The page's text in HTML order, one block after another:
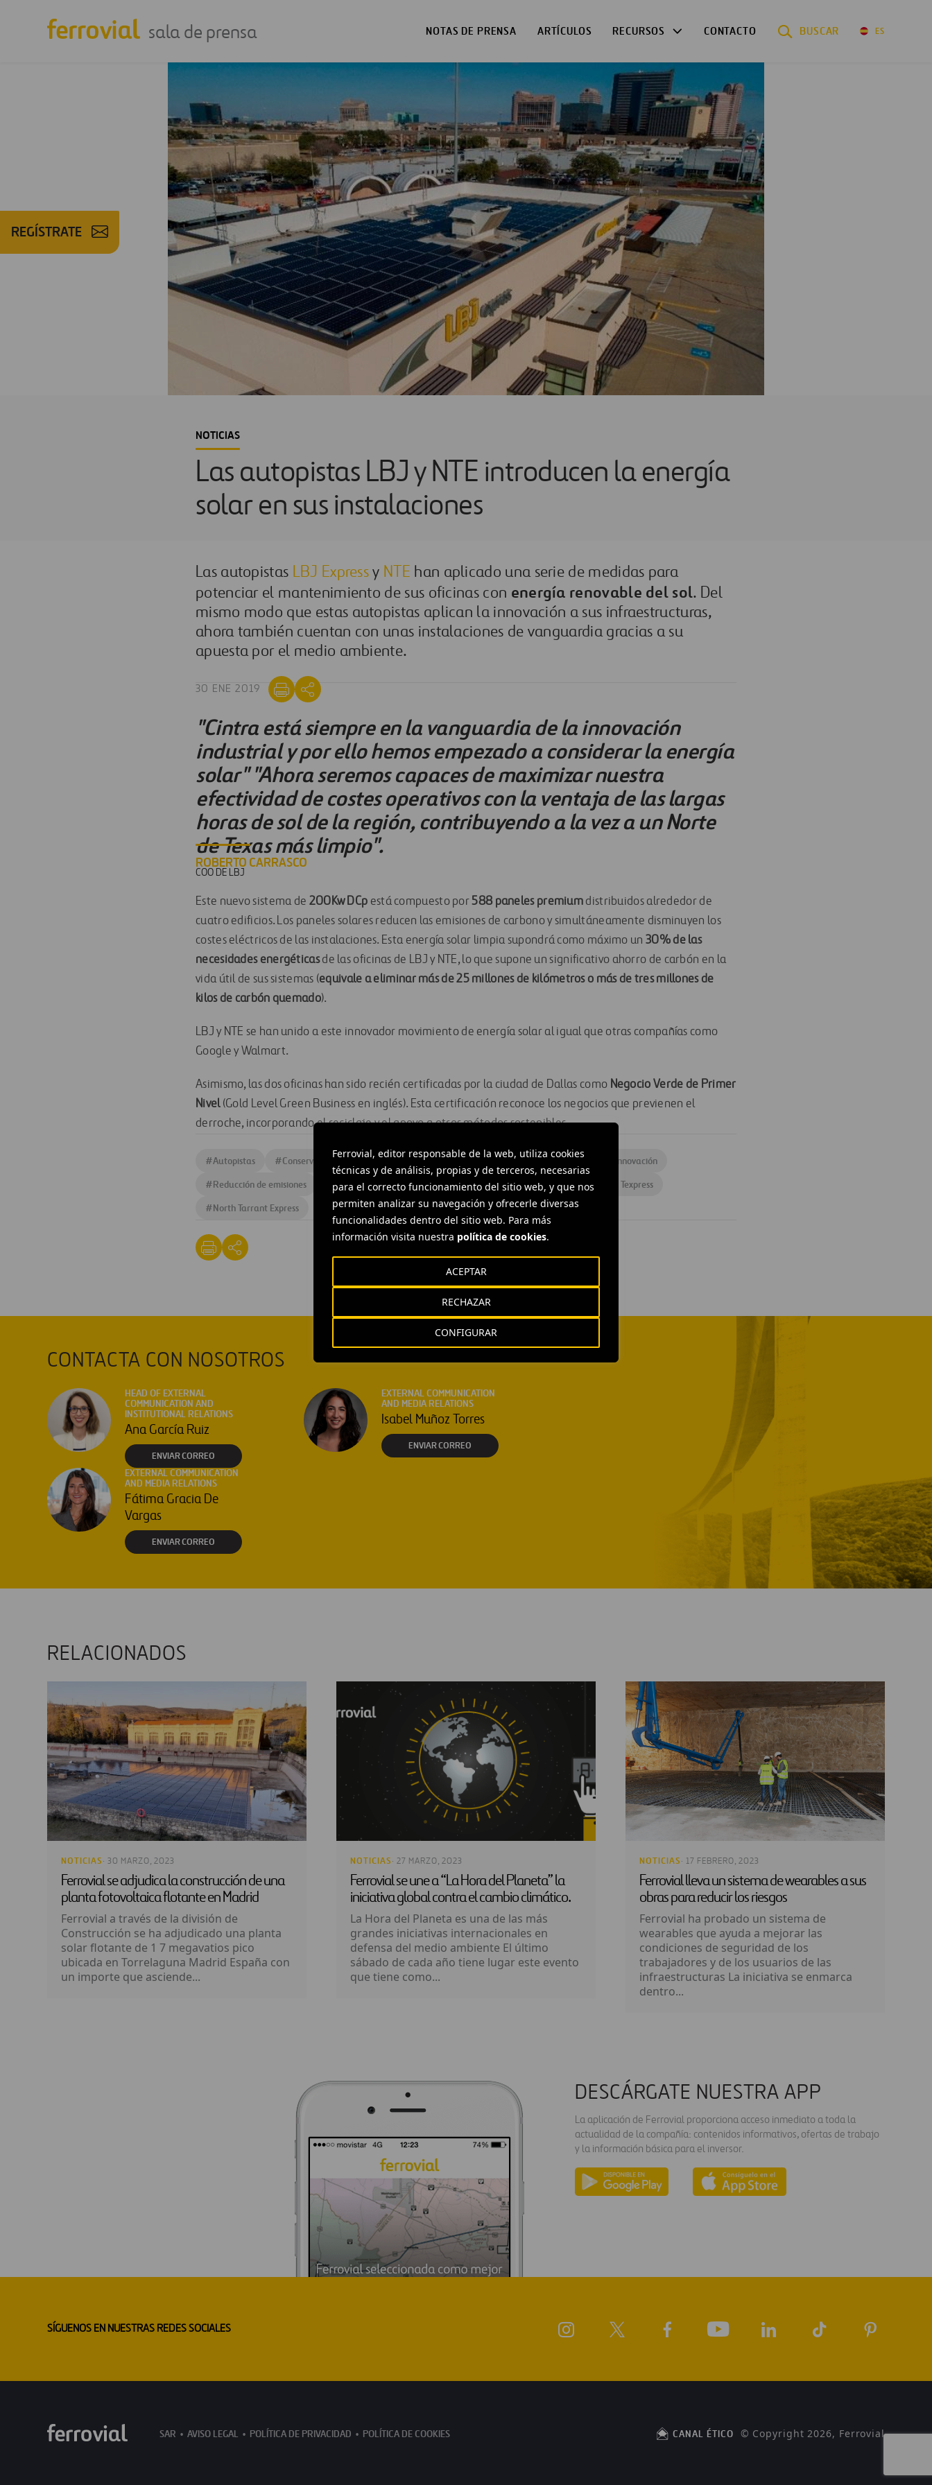
Ferrovial, editor responsable de la web, utiliza cookies
técnicas y de análisis, propias y de terceros, necesarias
para el correcto funcionamiento del sitio web, y que nos
permiten analizar su navegación y ofrecerle diversas
funcionalidades dentro del sitio web. Para más
información visita nuestra política de cookies.
CONFIGURAR
RECHAZAR
ACEPTAR
sala de prensa NOTAS DE PRENSA ARTÍCULOS RECURSOS CONTACTO BUSCAR ES
REGÍSTRATE
NOTICIAS
Las autopistas LBJ y NTE introducen la energía
solar en sus instalaciones
Las autopistas LBJ Express y NTE han aplicado una serie de medidas para
potenciar el mantenimiento de sus oficinas con energía renovable del sol. Del
mismo modo que estas autopistas aplican la innovación a sus infraestructuras,
ahora también cuentan con unas instalaciones de vanguardia gracias a su
apuesta por el medio ambiente.
30 ENE 2019
"Cintra está siempre en la vanguardia de la innovación
industrial y por ello hemos empezado a considerar la energía
solar" "Ahora seremos capaces de maximizar nuestra
efectividad de costes operativos con la ventaja de las largas
horas de sol de la región, contribuyendo a la vez a un Norte
de Texas más limpio".
ROBERTO CARRASCO
COO DE LBJ
Este nuevo sistema de 200Kw DCp está compuesto por588 paneles premium distribuidos alrededor de
cuatro edificios. Los paneles solares reducen las emisiones de carbono y simultáneamente disminuyen los
costes eléctricos de las instalaciones. Esta energía solar limpia supondrá como máximo un 30% de las
necesidades energéticasde las oficinas de LBJ y NTE, lo que supone un significativo ahorro de carbón en la
vida útil de sus sistemas (equivale a eliminar más de25 millones de kilómetros o más de tres millones de
kilos de carbón quemado).
LBJ y NTE se han unido a este innovador movimiento de energía solar al igual que otras compañías como
Google y Walmart.
Asimismo, las dos oficinas han sido recién certificadas por la ciudad de Dallas como Negocio Verde de Primer
Nivel(Gold Level Green Business en inglés). Esta certificación reconoce los negocios que previenen el
derroche, incorporando el reciclaje y el apoyo a otros métodos sostenibles.
#Autopistas #Conservación del medio ambiente #Emisiones #Energías renovables
Innovación
#Reducción de emisiones #Sostenibilidad #Estados Unidos # Texas #Cintra
LBJ Texpress
#North Tarrant Express
CONTACTA CON NOSOTROS
HEAD OF EXTERNAL
COMMUNICATION AND
INSTITUTIONAL RELATIONS
Ana García Ruiz
ENVIAR CORREO
EXTERNAL COMMUNICATION
AND MEDIA RELATIONS
Isabel Muñoz Torres
ENVIAR CORREO
EXTERNAL COMMUNICATION
AND MEDIA RELATIONS
Fátima Gracia De
Vargas
ENVIAR CORREO
RELACIONADOS
NOTICIAS · 30 MARZO, 2023
Ferrovial se adjudica la construcción de una
planta fotovoltaica flotante en Madrid
Ferrovial a través de la división de
Construcción se ha adjudicado una planta
solar flotante de 1 7 megavatios pico
ubicada en Torrelaguna Madrid España con
un importe que asciende...
NOTICIAS · 27 MARZO, 2023
Ferrovial se une a “La Hora del Planeta” la
iniciativa global contra el cambio climático.
La Hora del Planeta es una de las más
grandes iniciativas internacionales en
defensa del medio ambiente El último
sábado de cada año tiene lugar este evento
que tiene como...
NOTICIAS · 17 FEBRERO, 2023
Ferrovial lleva un sistema de wearables a sus
obras para reducir los riesgos
Ferrovial ha probado un sistema de
wearables que ayuda a mejorar las
condiciones de seguridad de los
trabajadores y de los usuarios de las
infraestructuras La iniciativa se enmarca
dentro...
DESCÁRGATE NUESTRA APP
La aplicación de Ferrovial proporciona acceso inmediato a toda la
actualidad de la compañía: contenidos informativos, ofertas de trabajo
y la información básica para el inversor.
SÍGUENOS EN NUESTRAS REDES SOCIALES
SAR AVISO LEGAL POLÍTICA DE PRIVACIDAD POLÍTICA DE COOKIES CANAL ÉTICO © Copyright 2026, Ferrovial